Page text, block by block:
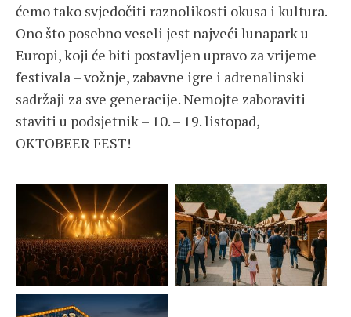
ćemo tako svjedočiti raznolikosti okusa i kultura.
Ono što posebno veseli jest najveći lunapark u
Europi, koji će biti postavljen upravo za vrijeme
festivala – vožnje, zabavne igre i adrenalinski
sadržaji za sve generacije. Nemojte zaboraviti
staviti u podsjetnik – 10. – 19. listopad,
OKTOBEER FEST!